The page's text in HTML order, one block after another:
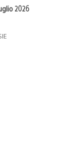
2026